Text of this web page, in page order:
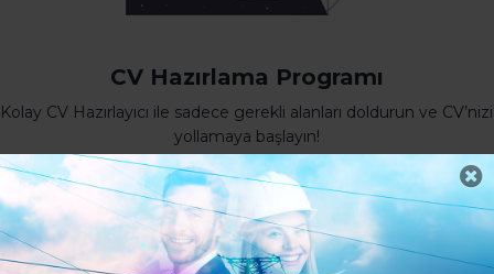
CV Hazırlama Programı
Kolay CV Hazırlayıcı ile sadece gerekli alanları doldurun ve CV’nizi
yollamaya başlayın!
Hemen Başla
Sertifika Programları